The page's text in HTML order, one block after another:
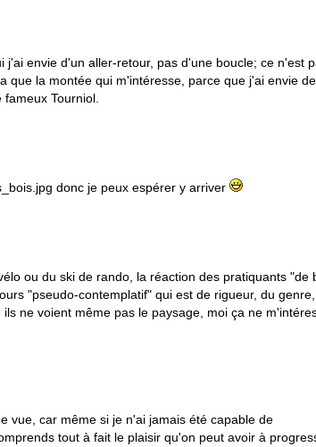
j'ai envie d'un aller-retour, pas d'une boucle; ce n'est
que la montée qui m'intéresse, parce que j'ai envie
fameux Tourniol.
donc je peux espérer y arriver
ou du ski de rando, la réaction des pratiquants "de
"pseudo-contemplatif" qui est de rigueur, du
ne voient même pas le paysage, moi ça ne
vue, car même si je n'ai jamais été capable de
tout à fait le plaisir qu'on peut avoir à